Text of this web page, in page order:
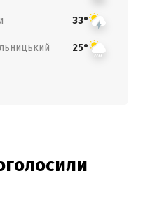
33°
25°